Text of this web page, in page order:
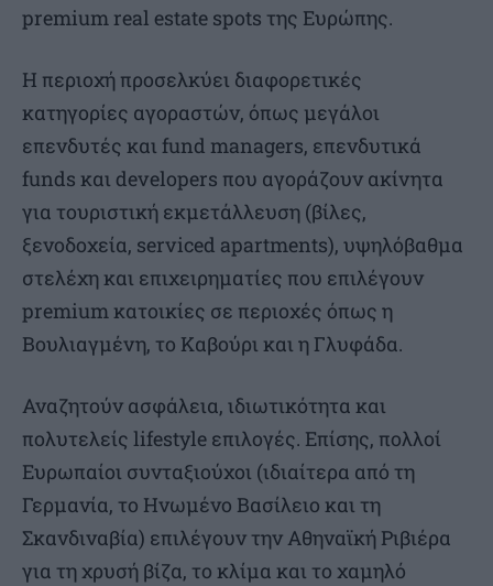
premium real estate spots της Ευρώπης.
Η περιοχή προσελκύει διαφορετικές
κατηγορίες αγοραστών, όπως μεγάλοι
επενδυτές και fund managers, επενδυτικά
funds και developers που αγοράζουν ακίνητα
για τουριστική εκμετάλλευση (βίλες,
ξενοδοχεία, serviced apartments), υψηλόβαθμα
στελέχη και επιχειρηματίες που επιλέγουν
premium κατοικίες σε περιοχές όπως η
Βουλιαγμένη, το Καβούρι και η Γλυφάδα.
Αναζητούν ασφάλεια, ιδιωτικότητα και
πολυτελείς lifestyle επιλογές. Επίσης, πολλοί
Ευρωπαίοι συνταξιούχοι (ιδιαίτερα από τη
Γερμανία, το Ηνωμένο Βασίλειο και τη
Σκανδιναβία) επιλέγουν την Αθηναϊκή Ριβιέρα
για τη χρυσή βίζα, το κλίμα και το χαμηλό